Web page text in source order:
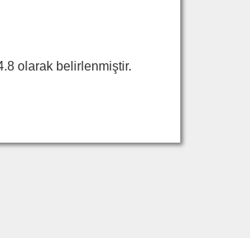
olarak belirlenmiştir.